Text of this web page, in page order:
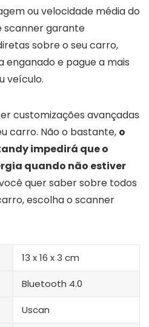
ou velocidade média do
scanner garante
sobre o seu carro,
enganado e pague a mais
veículo.
customizações avançadas
carro. Não o bastante, o
impedirá que o
quando não estiver
você quer saber sobre todos
escolha o scanner
13 x 16 x 3 cm
Bluetooth 4.0
Uscan